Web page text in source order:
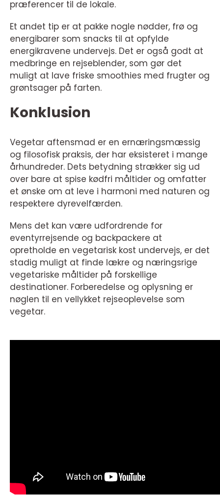
præferencer til de lokale.
Et andet tip er at pakke nogle nødder, frø og
energibarer som snacks til at opfylde
energikravene undervejs. Det er også godt at
medbringe en rejseblender, som gør det
muligt at lave friske smoothies med frugter og
grøntsager på farten.
Konklusion
Vegetar aftensmad er en ernæringsmæssig
og filosofisk praksis, der har eksisteret i mange
århundreder. Dets betydning strækker sig ud
over bare at spise kødfri måltider og omfatter
et ønske om at leve i harmoni med naturen og
respektere dyrevelfærden.
Mens det kan være udfordrende for
eventyrrejsende og backpackere at
opretholde en vegetarisk kost undervejs, er det
stadig muligt at finde lækre og næringsrige
vegetariske måltider på forskellige
destinationer. Forberedelse og oplysning er
nøglen til en vellykket rejseoplevelse som
vegetar.